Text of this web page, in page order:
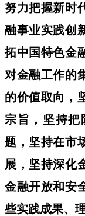
努力把握新时
融事业实践创
拓中国特色金
对金融工作的
的价值取向，
宗旨，坚持把
题，坚持在市
展，坚持深化
金融开放和安
些实践成果、